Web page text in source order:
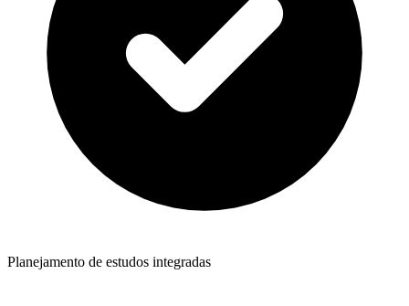
Planejamento de estudos integradas